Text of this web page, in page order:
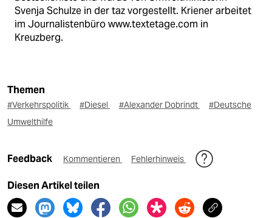
Svenja Schulze in der taz vorgestellt. Kriener arbeitet
im Journalistenbüro www.textetage.com in
Kreuzberg.
Themen
#Verkehrspolitik #Diesel #Alexander Dobrindt
#Deutsche
Umwelthilfe
Feedback Kommentieren Fehlerhinweis
Diesen Artikel teilen